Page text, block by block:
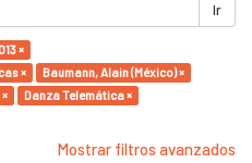
Ir
×
×
Baumann, Alain (México) ×
Danza Telemática ×
Mostrar filtros avanzados